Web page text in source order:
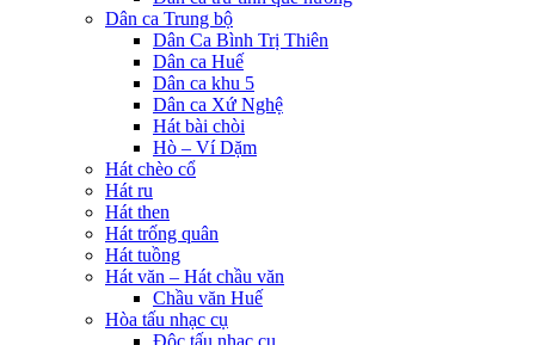
Dân ca Trung bộ
Dân Ca Bình Trị Thiên
Dân ca Huế
Dân ca khu 5
Dân ca Xứ Nghệ
Hát bài chòi
Hò – Ví Dặm
Hát chèo cổ
Hát ru
Hát then
Hát trống quân
Hát tuồng
Hát văn – Hát chầu văn
Chầu văn Huế
Hòa tấu nhạc cụ
Độc tấu nhạc cụ